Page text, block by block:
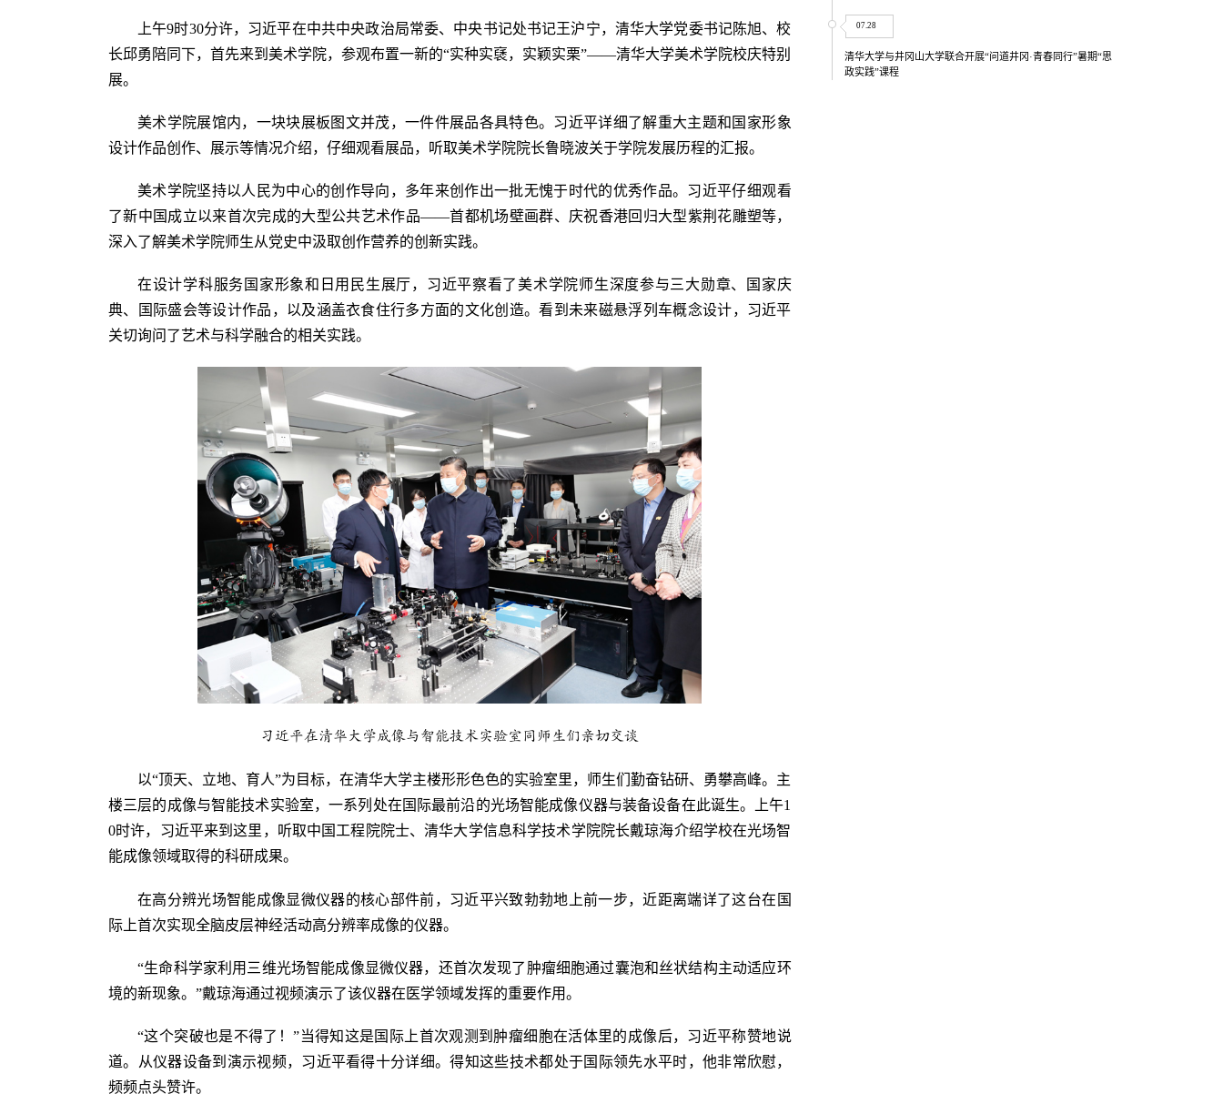
上午9时30分许，习近平在中共中央政治局常委、中央书记处书记王沪宁，清华大学党委书记陈旭、校
长邱勇陪同下，首先来到美术学院，参观布置一新的“实种实褎，实颖实栗”——清华大学美术学院校庆特别
展。
美术学院展馆内，一块块展板图文并茂，一件件展品各具特色。习近平详细了解重大主题和国家形象
设计作品创作、展示等情况介绍，仔细观看展品，听取美术学院院长鲁晓波关于学院发展历程的汇报。
美术学院坚持以人民为中心的创作导向，多年来创作出一批无愧于时代的优秀作品。习近平仔细观看
了新中国成立以来首次完成的大型公共艺术作品——首都机场壁画群、庆祝香港回归大型紫荆花雕塑等，
深入了解美术学院师生从党史中汲取创作营养的创新实践。
在设计学科服务国家形象和日用民生展厅，习近平察看了美术学院师生深度参与三大勋章、国家庆
典、国际盛会等设计作品，以及涵盖衣食住行多方面的文化创造。看到未来磁悬浮列车概念设计，习近平
关切询问了艺术与科学融合的相关实践。
习近平在清华大学成像与智能技术实验室同师生们亲切交谈
以“顶天、立地、育人”为目标，在清华大学主楼形形色色的实验室里，师生们勤奋钻研、勇攀高峰。主
楼三层的成像与智能技术实验室，一系列处在国际最前沿的光场智能成像仪器与装备设备在此诞生。上午1
0时许，习近平来到这里，听取中国工程院院士、清华大学信息科学技术学院院长戴琼海介绍学校在光场智
能成像领域取得的科研成果。
在高分辨光场智能成像显微仪器的核心部件前，习近平兴致勃勃地上前一步，近距离端详了这台在国
际上首次实现全脑皮层神经活动高分辨率成像的仪器。
“生命科学家利用三维光场智能成像显微仪器，还首次发现了肿瘤细胞通过囊泡和丝状结构主动适应环
境的新现象。”戴琼海通过视频演示了该仪器在医学领域发挥的重要作用。
“这个突破也是不得了！”当得知这是国际上首次观测到肿瘤细胞在活体里的成像后，习近平称赞地说
道。从仪器设备到演示视频，习近平看得十分详细。得知这些技术都处于国际领先水平时，他非常欣慰，
频频点头赞许。
07.28
清华大学与井冈山大学联合开展“问道井冈·青春同行”暑期“思
政实践”课程